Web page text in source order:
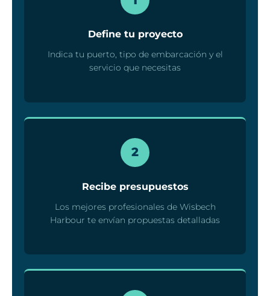
Define tu proyecto
Indica tu puerto, tipo de embarcación y el
servicio que necesitas
2
Recibe presupuestos
Los mejores profesionales de Wisbech
Harbour te envían propuestas detalladas